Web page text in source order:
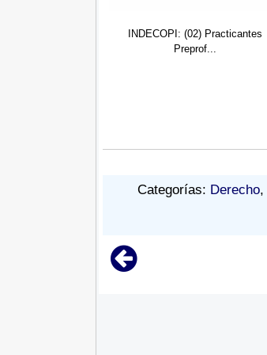
INDECOPI: (02) Practicantes
Preprof...
Categorías: Derecho,